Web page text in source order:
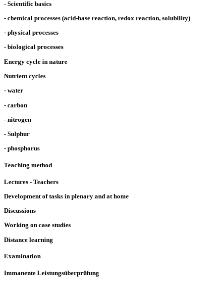
- Scientific basics
- chemical processes (acid-base reaction, redox reaction, solubility)
- physical processes
- biological processes
Energy cycle in nature
Nutrient cycles
- water
- carbon
- nitrogen
- Sulphur
- phosphorus
Teaching method
Lectures - Teachers
Development of tasks in plenary and at home
Discussions
Working on case studies
Distance learning
Examination
Immanente Leistungsüberprüfung